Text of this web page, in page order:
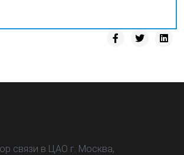
связи в ЦАО г. Москва,